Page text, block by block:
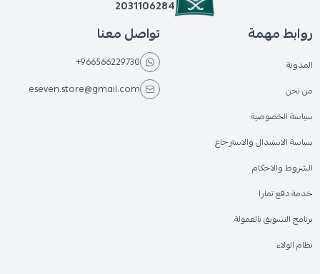
2031106284
روابط مهمة
المدونة
من نحن
سياسة الخصوصية
سياسة الاستبدال والاسترجاع
الشروط والاحكام
خدمة دفع تمارا
برنامج التسويق بالعمولة
نظام الولاء
تواصل معنا
+966566229730
eseven.store@gmail.com